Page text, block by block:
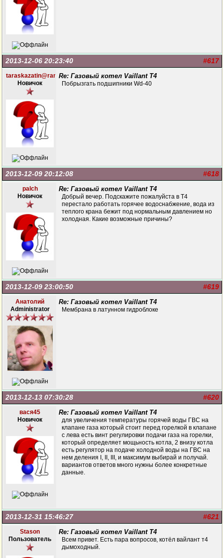
#617
2013-12-06 20:23:40
taraskazatin@rambler.ru
Новичок
Re: Газовый котел Vaillant T4
Побрызгать подшипники Wd-40
#618
2013-12-09 20:12:08
palch
Новичок
Re: Газовый котел Vaillant T4
Добрый вечер. Подскажите пожалуйста в Т4
перестало работать горячее водоснабжение, вода из
теплого крана бежит под нормальным давлением но
холодная. Какие возможные причины?
#619
2013-12-09 23:00:50
Анатолий
Administrator
Re: Газовый котел Vaillant T4
Мембрана в латунном гидроблоке
#620
2013-12-13 07:30:28
вася45
Новичок
Re: Газовый котел Vaillant T4
для увеличения температуры горячей воды ГВС на
клапане газа который стоит перед горелкой в клапане
с лева есть винт регулировки подачи газа на горелки,
который определяет мощьность котла, 2 внизу котла
есть регулятор на подаче холодной воды на ГВС на
нем деления І, ІІ, ІІІ, и максимум выбирай и получай.
вариантов ответов много нужны более конкретные
данные.
#621
2013-12-31 15:46:27
Stason
Пользователь
Re: Газовый котел Vaillant T4
Всем привет. Есть пара вопросов, котёл вайлант т4
дымоходный.